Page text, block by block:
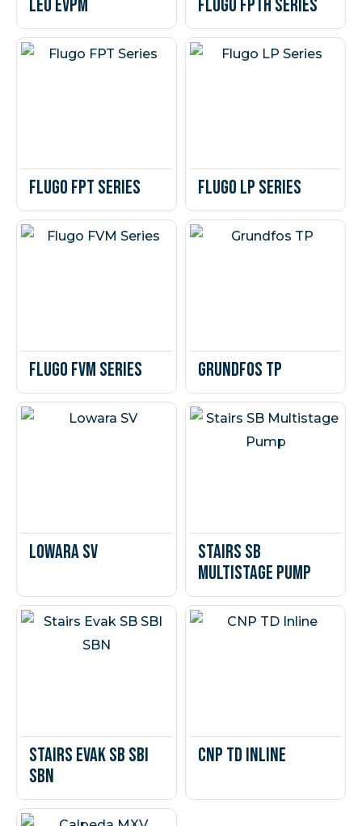
Leo EVPm Flugo FPTH Series
Flugo FPT Series Flugo LP Series
Flugo FVM Series Grundfos TP
Lowara SV
Stairs SB
Multistage Pump
Stairs Evak SB SBI
SBN
CNP TD Inline